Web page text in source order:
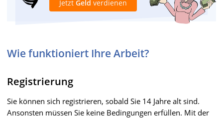
Jetzt Geld verdienen
Wie funktioniert Ihre Arbeit?
Registrierung
Sie können sich registrieren, sobald Sie 14 Jahre alt sind.
Ansonsten müssen Sie keine Bedingungen erfüllen. Mit der